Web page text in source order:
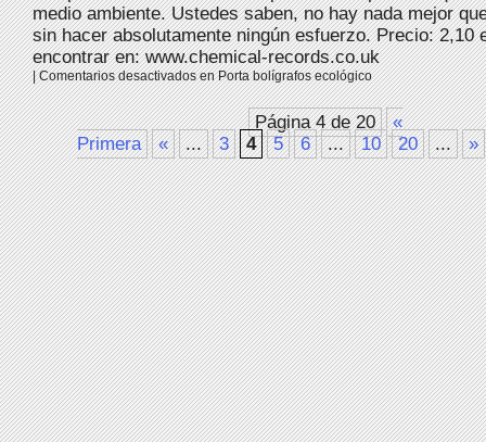
medio ambiente. Ustedes saben, no hay nada mejor
sin hacer absolutamente ningún esfuerzo. Precio: 2,10
encontrar en: www.chemical-records.co.uk
|Comentarios desactivadosen Porta bolígrafos ecológico
Página 4 de 20
«
Primera
« ... 3 4 5 6 ... 10 20 ... »